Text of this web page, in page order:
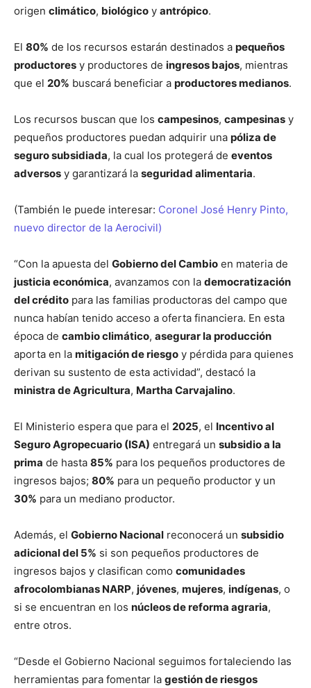
origen climático, biológico y antrópico.
El 80% de los recursos estarán destinados a pequeños
productores y productores de ingresos bajos, mientras
que el 20% buscará beneficiar a productores medianos.
Los recursos buscan que los campesinos, campesinas y
pequeños productores puedan adquirir una póliza de
seguro subsidiada, la cual los protegerá de eventos
adversos y garantizará la seguridad alimentaria.
(También le puede interesar: Coronel José Henry Pinto,
nuevo director de la Aerocivil)
“Con la apuesta del Gobierno del Cambio en materia de
justicia económica, avanzamos con la democratización
del crédito para las familias productoras del campo que
nunca habían tenido acceso a oferta financiera. En esta
época de cambio climático, asegurar la producción
aporta en la mitigación de riesgo y pérdida para quienes
derivan su sustento de esta actividad”, destacó la
ministra de Agricultura, Martha Carvajalino.
El Ministerio espera que para el 2025, el Incentivo al
Seguro Agropecuario (ISA) entregará un subsidio a la
prima de hasta 85% para los pequeños productores de
ingresos bajos; 80% para un pequeño productor y un
30% para un mediano productor.
Además, el Gobierno Nacional reconocerá un subsidio
adicional del 5% si son pequeños productores de
ingresos bajos y clasifican como comunidades
afrocolombianas NARP, jóvenes, mujeres, indígenas, o
si se encuentran en los núcleos de reforma agraria,
entre otros.
“Desde el Gobierno Nacional seguimos fortaleciendo las
herramientas para fomentar la gestión de riesgos